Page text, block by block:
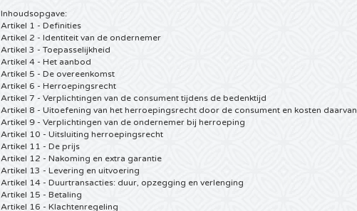
Inhoudsopgave:
Artikel 1 - Definities
Artikel 2 - Identiteit van de ondernemer
Artikel 3 - Toepasselijkheid
Artikel 4 - Het aanbod
Artikel 5 - De overeenkomst
Artikel 6 - Herroepingsrecht
Artikel 7 - Verplichtingen van de consument tijdens de bedenktijd
Artikel 8 - Uitoefening van het herroepingsrecht door de consument en kosten daarvan
Artikel 9 - Verplichtingen van de ondernemer bij herroeping
Artikel 10 - Uitsluiting herroepingsrecht
Artikel 11 - De prijs
Artikel 12 - Nakoming en extra garantie
Artikel 13 - Levering en uitvoering
Artikel 14 - Duurtransacties: duur, opzegging en verlenging
Artikel 15 - Betaling
Artikel 16 - Klachtenregeling